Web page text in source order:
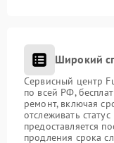
Широкий
Сервисный центр
по всей РФ,
ремонт, включая
отслеживать
предоставляется
продления срока